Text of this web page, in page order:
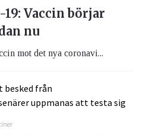
Vaccin börjar
nu
mot det nya coronavi...